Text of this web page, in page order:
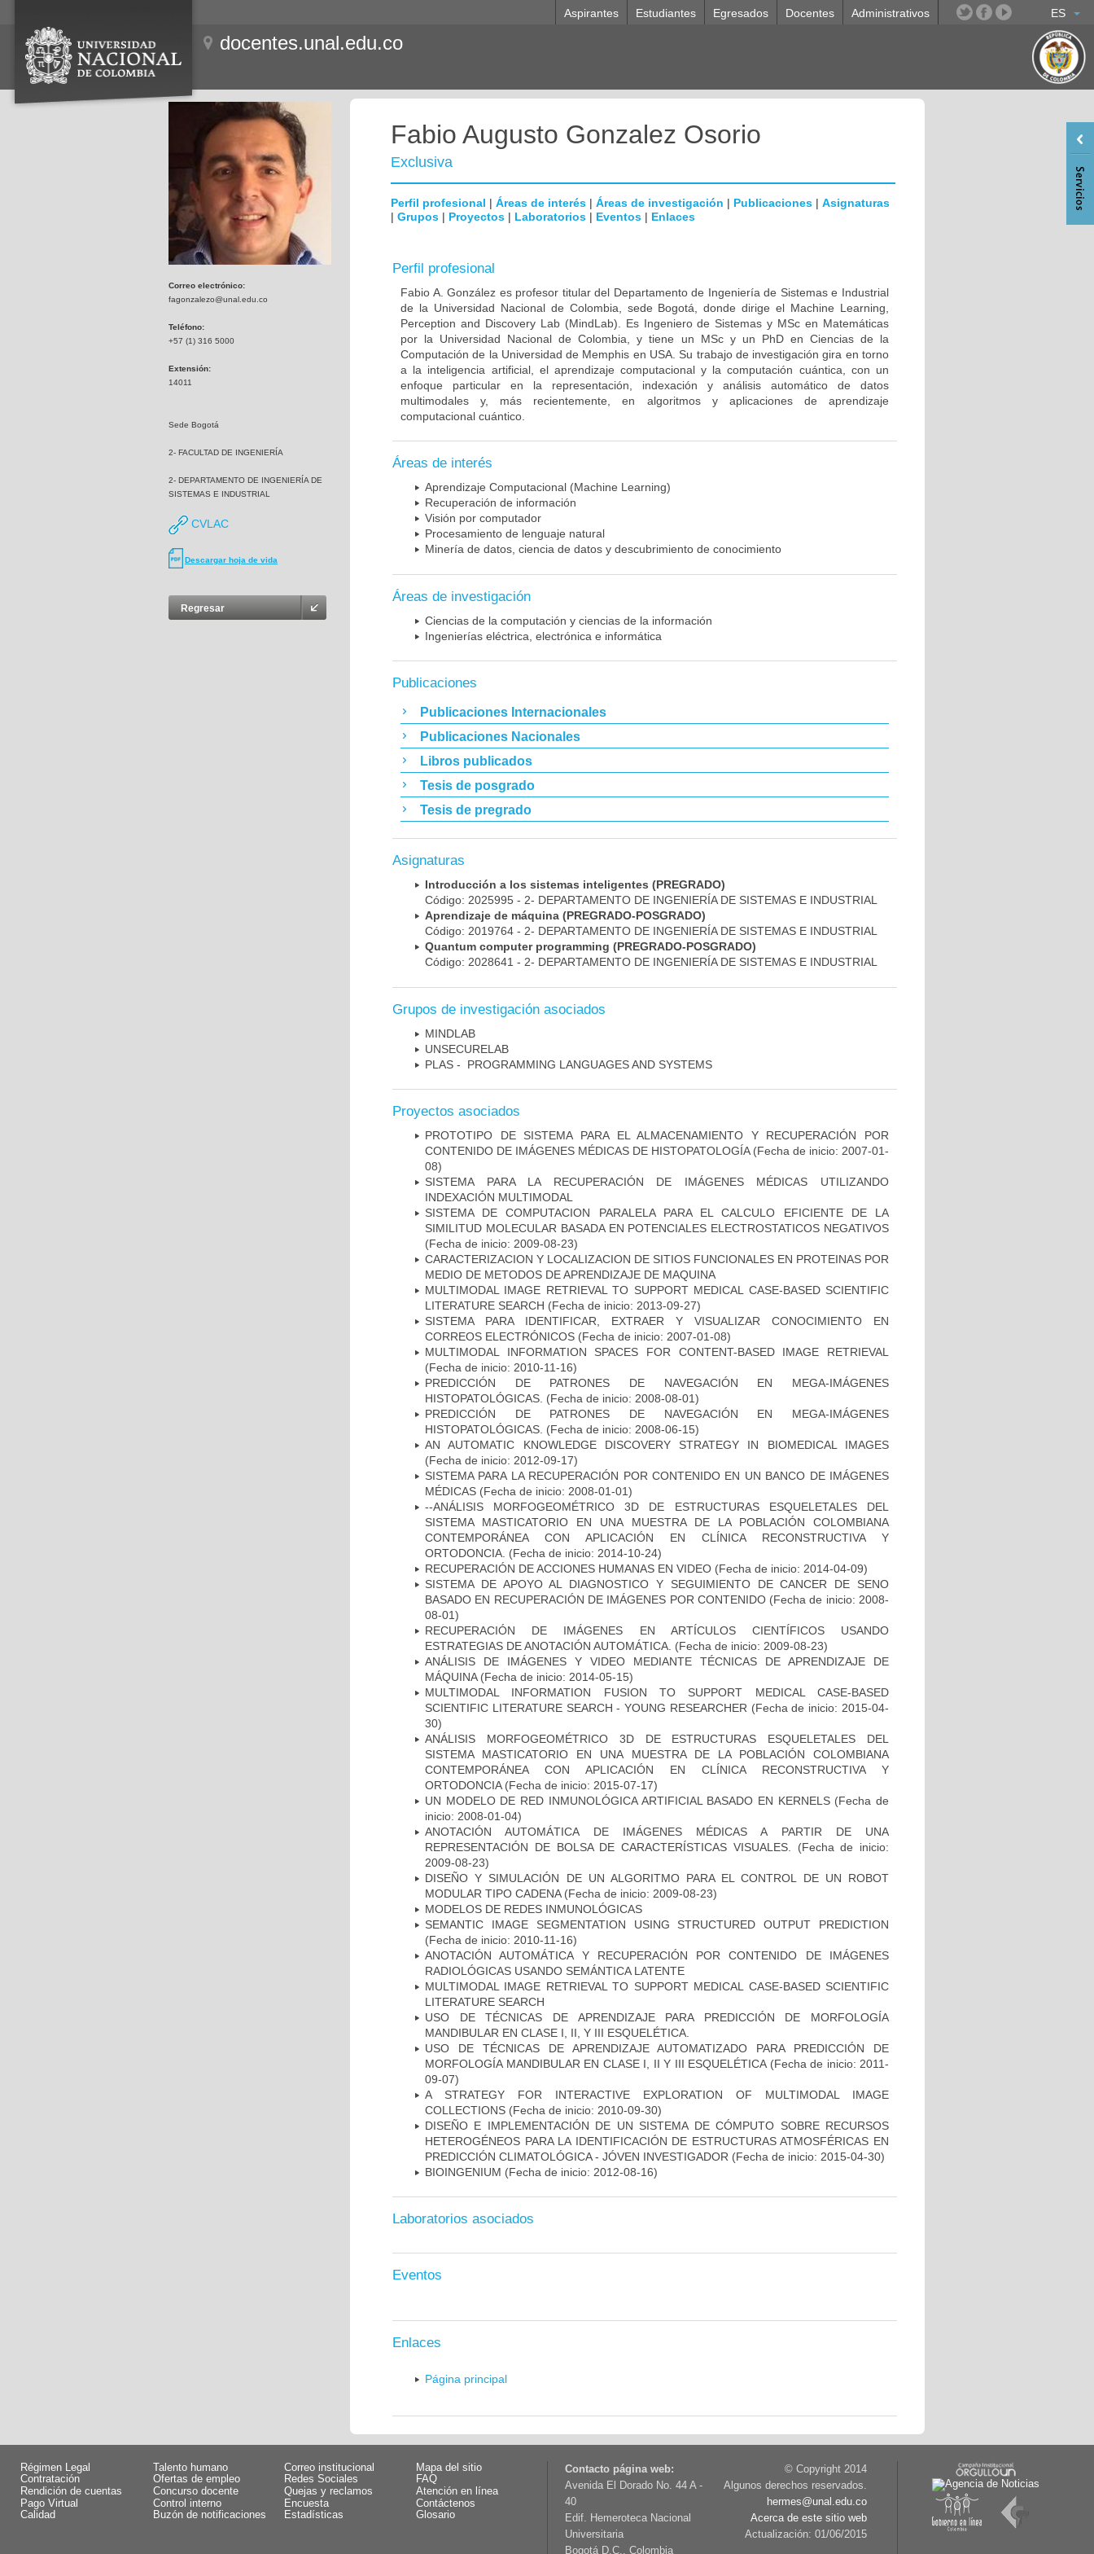
ES
Aspirantes Estudiantes Egresados Docentes Administrativos
docentes.unal.edu.co
Correo electrónico:
fagonzalezo@unal.edu.co
Teléfono:
+57 (1) 316 5000
Extensión:
14011
Sede Bogotá
2- FACULTAD DE INGENIERÍA
2- DEPARTAMENTO DE INGENIERÍA DE
SISTEMAS E INDUSTRIAL
CVLAC
Descargar hoja de vida
Regresar
Fabio Augusto Gonzalez Osorio
Exclusiva
Perfil profesional | Áreas de interés | Áreas de investigación | Publicaciones | Asignaturas
| Grupos | Proyectos | Laboratorios | Eventos | Enlaces
Perfil profesional
Fabio A. González es profesor titular del Departamento de Ingeniería de Sistemas e Industrial
de la Universidad Nacional de Colombia, sede Bogotá, donde dirige el Machine Learning,
Perception and Discovery Lab (MindLab). Es Ingeniero de Sistemas y MSc en Matemáticas
por la Universidad Nacional de Colombia, y tiene un MSc y un PhD en Ciencias de la
Computación de la Universidad de Memphis en USA. Su trabajo de investigación gira en torno
a la inteligencia artificial, el aprendizaje computacional y la computación cuántica, con un
enfoque particular en la representación, indexación y análisis automático de datos
multimodales y, más recientemente, en algoritmos y aplicaciones de aprendizaje
computacional cuántico.
Áreas de interés
Aprendizaje Computacional (Machine Learning)
Recuperación de información
Visión por computador
Procesamiento de lenguaje natural
Minería de datos, ciencia de datos y descubrimiento de conocimiento
Áreas de investigación
Ciencias de la computación y ciencias de la información
Ingenierías eléctrica, electrónica e informática
Publicaciones
Publicaciones Internacionales
Publicaciones Nacionales
Libros publicados
Tesis de posgrado
Tesis de pregrado
Asignaturas
Introducción a los sistemas inteligentes (PREGRADO)
Código: 2025995 - 2- DEPARTAMENTO DE INGENIERÍA DE SISTEMAS E INDUSTRIAL
Aprendizaje de máquina (PREGRADO-POSGRADO)
Código: 2019764 - 2- DEPARTAMENTO DE INGENIERÍA DE SISTEMAS E INDUSTRIAL
Quantum computer programming (PREGRADO-POSGRADO)
Código: 2028641 - 2- DEPARTAMENTO DE INGENIERÍA DE SISTEMAS E INDUSTRIAL
Grupos de investigación asociados
MINDLAB
UNSECURELAB
PLAS - PROGRAMMING LANGUAGES AND SYSTEMS
Proyectos asociados
PROTOTIPO DE SISTEMA PARA EL ALMACENAMIENTO Y RECUPERACIÓN POR
CONTENIDO DE IMÁGENES MÉDICAS DE HISTOPATOLOGÍA(Fecha de inicio: 2007-01-
08)
SISTEMA PARA LA RECUPERACIÓN DE IMÁGENES MÉDICAS UTILIZANDO
INDEXACIÓN MULTIMODAL
SISTEMA DE COMPUTACION PARALELA PARA EL CALCULO EFICIENTE DE LA
SIMILITUD MOLECULAR BASADA EN POTENCIALES ELECTROSTATICOS NEGATIVOS
(Fecha de inicio: 2009-08-23)
CARACTERIZACION Y LOCALIZACION DE SITIOS FUNCIONALES EN PROTEINAS POR
MEDIO DE METODOS DE APRENDIZAJE DE MAQUINA
MULTIMODAL IMAGE RETRIEVAL TO SUPPORT MEDICAL CASE-BASED SCIENTIFIC
LITERATURE SEARCH (Fecha de inicio: 2013-09-27)
SISTEMA PARA IDENTIFICAR, EXTRAER Y VISUALIZAR CONOCIMIENTO EN
CORREOS ELECTRÓNICOS (Fecha de inicio: 2007-01-08)
MULTIMODAL INFORMATION SPACES FOR CONTENT-BASED IMAGE RETRIEVAL
(Fecha de inicio: 2010-11-16)
PREDICCIÓN DE PATRONES DE NAVEGACIÓN EN MEGA-IMÁGENES
HISTOPATOLÓGICAS. (Fecha de inicio: 2008-08-01)
PREDICCIÓN DE PATRONES DE NAVEGACIÓN EN MEGA-IMÁGENES
HISTOPATOLÓGICAS. (Fecha de inicio: 2008-06-15)
AN AUTOMATIC KNOWLEDGE DISCOVERY STRATEGY IN BIOMEDICAL IMAGES
(Fecha de inicio: 2012-09-17)
SISTEMA PARA LA RECUPERACIÓN POR CONTENIDO EN UN BANCO DE IMÁGENES
MÉDICAS (Fecha de inicio: 2008-01-01)
--ANÁLISIS MORFOGEOMÉTRICO 3D DE ESTRUCTURAS ESQUELETALES DEL
SISTEMA MASTICATORIO EN UNA MUESTRA DE LA POBLACIÓN COLOMBIANA
CONTEMPORÁNEA CON APLICACIÓN EN CLÍNICA RECONSTRUCTIVA Y
ORTODONCIA. (Fecha de inicio: 2014-10-24)
RECUPERACIÓN DE ACCIONES HUMANAS EN VIDEO (Fecha de inicio: 2014-04-09)
SISTEMA DE APOYO AL DIAGNOSTICO Y SEGUIMIENTO DE CANCER DE SENO
BASADO EN RECUPERACIÓN DE IMÁGENES POR CONTENIDO(Fecha de inicio: 2008-
08-01)
RECUPERACIÓN DE IMÁGENES EN ARTÍCULOS CIENTÍFICOS USANDO
ESTRATEGIAS DE ANOTACIÓN AUTOMÁTICA. (Fecha de inicio: 2009-08-23)
ANÁLISIS DE IMÁGENES Y VIDEO MEDIANTE TÉCNICAS DE APRENDIZAJE DE
MÁQUINA(Fecha de inicio: 2014-05-15)
MULTIMODAL INFORMATION FUSION TO SUPPORT MEDICAL CASE-BASED
SCIENTIFIC LITERATURE SEARCH - YOUNG RESEARCHER (Fecha de inicio: 2015-04-
30)
ANÁLISIS MORFOGEOMÉTRICO 3D DE ESTRUCTURAS ESQUELETALES DEL
SISTEMA MASTICATORIO EN UNA MUESTRA DE LA POBLACIÓN COLOMBIANA
CONTEMPORÁNEA CON APLICACIÓN EN CLÍNICA RECONSTRUCTIVA Y
ORTODONCIA(Fecha de inicio: 2015-07-17)
UN MODELO DE RED INMUNOLÓGICA ARTIFICIAL BASADO EN KERNELS(Fecha de
inicio: 2008-01-04)
ANOTACIÓN AUTOMÁTICA DE IMÁGENES MÉDICAS A PARTIR DE UNA
REPRESENTACIÓN DE BOLSA DE CARACTERÍSTICAS VISUALES.
(Fecha de inicio:
2009-08-23)
DISEÑO Y SIMULACIÓN DE UN ALGORITMO PARA EL CONTROL DE UN ROBOT
MODULAR TIPO CADENA(Fecha de inicio: 2009-08-23)
MODELOS DE REDES INMUNOLÓGICAS
SEMANTIC IMAGE SEGMENTATION USING STRUCTURED OUTPUT PREDICTION
(Fecha de inicio: 2010-11-16)
ANOTACIÓN AUTOMÁTICA Y RECUPERACIÓN POR CONTENIDO DE IMÁGENES
RADIOLÓGICAS USANDO SEMÁNTICA LATENTE
MULTIMODAL IMAGE RETRIEVAL TO SUPPORT MEDICAL CASE-BASED SCIENTIFIC
LITERATURE SEARCH
USO DE TÉCNICAS DE APRENDIZAJE PARA PREDICCIÓN DE MORFOLOGÍA
MANDIBULAR EN CLASE I, II, Y III ESQUELÉTICA.
USO DE TÉCNICAS DE APRENDIZAJE AUTOMATIZADO PARA PREDICCIÓN DE
MORFOLOGÍA MANDIBULAR EN CLASE I, II Y III ESQUELÉTICA (Fecha de inicio: 2011-
09-07)
A STRATEGY FOR INTERACTIVE EXPLORATION OF MULTIMODAL IMAGE
COLLECTIONS (Fecha de inicio: 2010-09-30)
DISEÑO E IMPLEMENTACIÓN DE UN SISTEMA DE CÓMPUTO SOBRE RECURSOS
HETEROGÉNEOS PARA LA IDENTIFICACIÓN DE ESTRUCTURAS ATMOSFÉRICAS EN
PREDICCIÓN CLIMATOLÓGICA - JÓVEN INVESTIGADOR (Fecha de inicio: 2015-04-30)
BIOINGENIUM (Fecha de inicio: 2012-08-16)
Laboratorios asociados
Eventos
Enlaces
Página principal
Régimen Legal
Talento humano
Contratación
Ofertas de empleo
Rendición de cuentas
Concurso docente
Pago Virtual
Control interno
Calidad
Buzón de notificaciones
Correo institucional
Mapa del sitio
Redes Sociales
FAQ
Quejas y reclamos
Atención en línea
Encuesta
Contáctenos
Estadísticas
Glosario
Contacto página web:
Avenida El Dorado No. 44 A -
40
Edif. Hemeroteca Nacional
Universitaria
Bogotá D.C., Colombia
© Copyright 2014
Algunos derechos reservados.
hermes@unal.edu.co
Acerca de este sitio web
Actualización: 01/06/2015